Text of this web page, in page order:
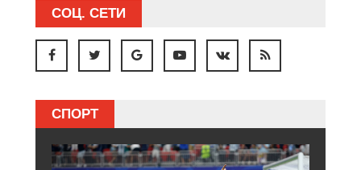
СОЦ. СЕТИ
СПОРТ